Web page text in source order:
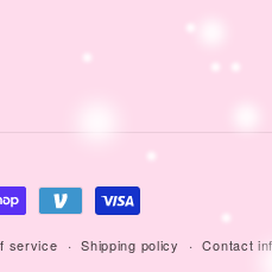
service Shipping policy Contact